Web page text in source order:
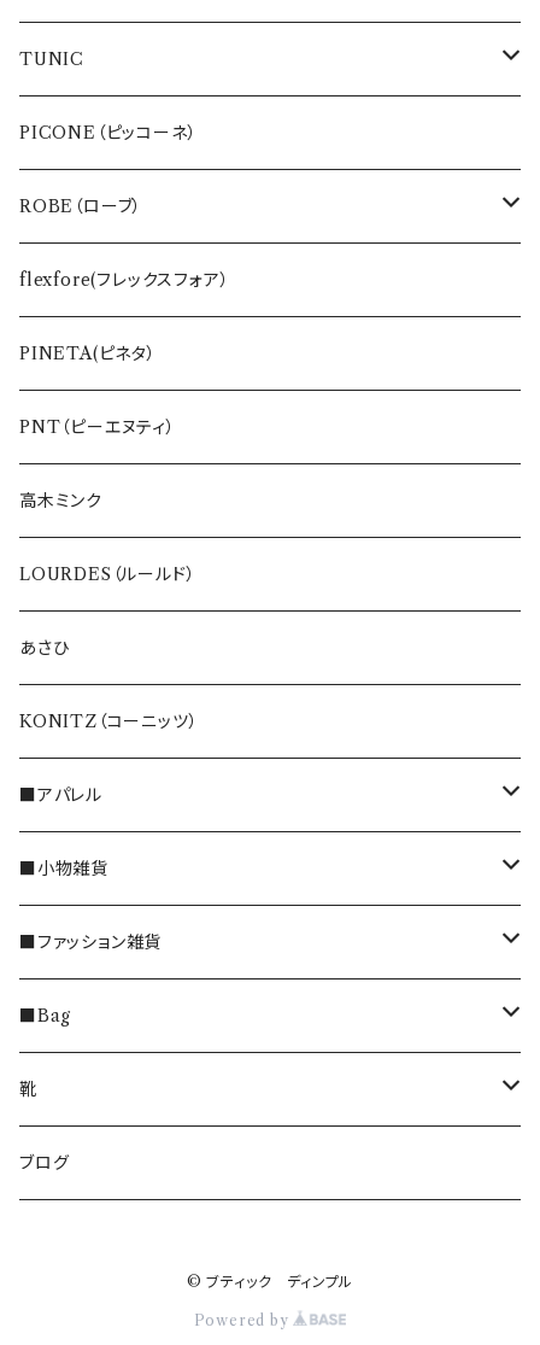
TUNIC
インナー
バッグ・ポーチ
ワンピース
Tシャツ
PICONE（ピッコーネ）
ROBE（ローブ）
BLUE FRONCE
vivapresto
ETERNO BELLEZZA
flexfore(フレックスフォア）
PINETA(ピネタ）
PNT（ピーエヌティ）
高木ミンク
LOURDES（ルールド）
あさひ
KONITZ（コーニッツ）
■アパレル
トップス
ブラウス
ベスト・ジレ・カーディガン
ボトムス
パンツ
スカート
ワンピース
インナー
アウター
■小物雑貨
うさぎのインテリア雑貨
マグカップ
エスプレッソカップ
グラス
■ファッション雑貨
マフラー
手袋
ソックス
■Bag
ショルダーバッグ
トートバッグ
靴
ブーツ
ブログ
© ブティック ディンプル
Powered by